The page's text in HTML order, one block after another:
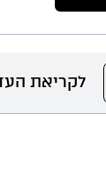
לקריאת